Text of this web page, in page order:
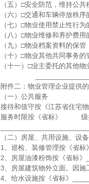
（五）□安全防范，维持公
（六）□交通和车辆停放秩序
（七）□物业使用禁止性行为
（八）□物业维修和养护费用
（九）□物业档案资料的保管
（十）□物业其他共同事务的
（十一）□业主委托的其他物
附件二：物业管理企业提供
（一）公共服务
接待和值守按《江苏省住宅
服务时限按《省标》 级
（二）房屋、共用设施、设
1、巡检、装修管理按《省标
2、房屋油漆粉饰按《省标
3、房屋建筑物外立面。因施
4、给水设施按《省标》